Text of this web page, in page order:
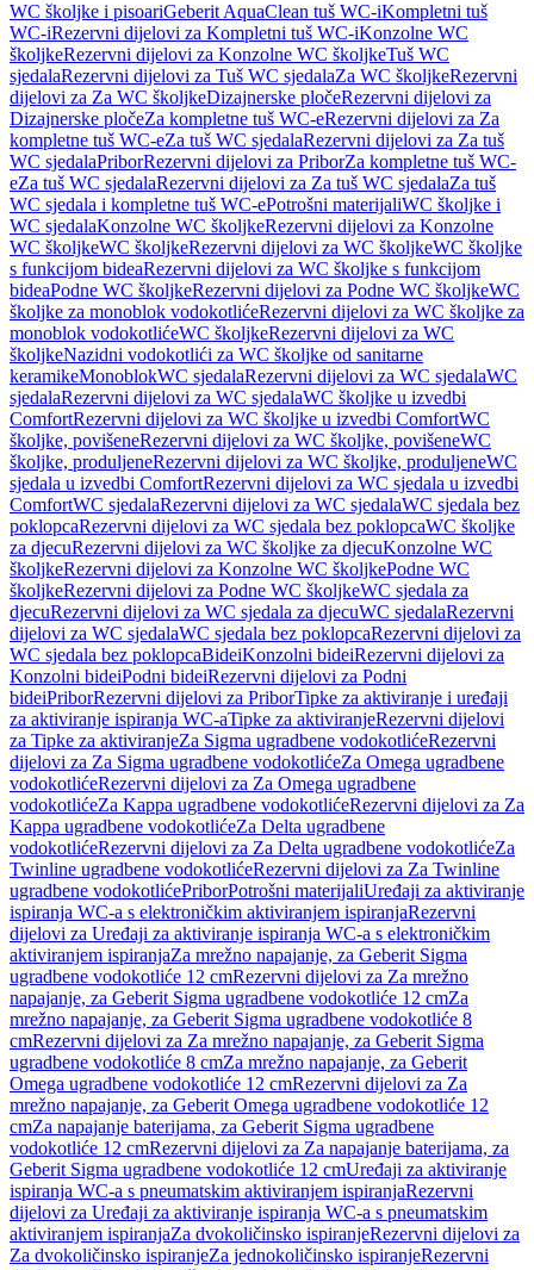
WC školjke i pisoariGeberit AquaClean tuš WC-iKompletni tuš
WC-iRezervni dijelovi za Kompletni tuš WC-iKonzolne WC
školjkeRezervni dijelovi za Konzolne WC školjkeTuš WC
sjedalaRezervni dijelovi za Tuš WC sjedalaZa WC školjkeRezervni
dijelovi za Za WC školjkeDizajnerske pločeRezervni dijelovi za
Dizajnerske pločeZa kompletne tuš WC-eRezervni dijelovi za Za
kompletne tuš WC-eZa tuš WC sjedalaRezervni dijelovi za Za tuš
WC sjedalaPriborRezervni dijelovi za PriborZa kompletne tuš WC-
eZa tuš WC sjedalaRezervni dijelovi za Za tuš WC sjedalaZa tuš
WC sjedala i kompletne tuš WC-ePotrošni materijaliWC školjke i
WC sjedalaKonzolne WC školjkeRezervni dijelovi za Konzolne
WC školjkeWC školjkeRezervni dijelovi za WC školjkeWC školjke
s funkcijom bideaRezervni dijelovi za WC školjke s funkcijom
bideaPodne WC školjkeRezervni dijelovi za Podne WC školjkeWC
školjke za monoblok vodokotlićeRezervni dijelovi za WC školjke za
monoblok vodokotlićeWC školjkeRezervni dijelovi za WC
školjkeNazidni vodokotlići za WC školjke od sanitarne
keramikeMonoblokWC sjedalaRezervni dijelovi za WC sjedalaWC
sjedalaRezervni dijelovi za WC sjedalaWC školjke u izvedbi
ComfortRezervni dijelovi za WC školjke u izvedbi ComfortWC
školjke, povišeneRezervni dijelovi za WC školjke, povišeneWC
školjke, produljeneRezervni dijelovi za WC školjke, produljeneWC
sjedala u izvedbi ComfortRezervni dijelovi za WC sjedala u izvedbi
ComfortWC sjedalaRezervni dijelovi za WC sjedalaWC sjedala bez
poklopcaRezervni dijelovi za WC sjedala bez poklopcaWC školjke
za djecuRezervni dijelovi za WC školjke za djecuKonzolne WC
školjkeRezervni dijelovi za Konzolne WC školjkePodne WC
školjkeRezervni dijelovi za Podne WC školjkeWC sjedala za
djecuRezervni dijelovi za WC sjedala za djecuWC sjedalaRezervni
dijelovi za WC sjedalaWC sjedala bez poklopcaRezervni dijelovi za
WC sjedala bez poklopcaBideiKonzolni bideiRezervni dijelovi za
Konzolni bideiPodni bideiRezervni dijelovi za Podni
bideiPriborRezervni dijelovi za PriborTipke za aktiviranje i uređaji
za aktiviranje ispiranja WC-aTipke za aktiviranjeRezervni dijelovi
za Tipke za aktiviranjeZa Sigma ugradbene vodokotlićeRezervni
dijelovi za Za Sigma ugradbene vodokotlićeZa Omega ugradbene
vodokotlićeRezervni dijelovi za Za Omega ugradbene
vodokotlićeZa Kappa ugradbene vodokotlićeRezervni dijelovi za Za
Kappa ugradbene vodokotlićeZa Delta ugradbene
vodokotlićeRezervni dijelovi za Za Delta ugradbene vodokotlićeZa
Twinline ugradbene vodokotlićeRezervni dijelovi za Za Twinline
ugradbene vodokotlićePriborPotrošni materijaliUređaji za aktiviranje
ispiranja WC-a s elektroničkim aktiviranjem ispiranjaRezervni
dijelovi za Uređaji za aktiviranje ispiranja WC-a s elektroničkim
aktiviranjem ispiranjaZa mrežno napajanje, za Geberit Sigma
ugradbene vodokotliće 12 cmRezervni dijelovi za Za mrežno
napajanje, za Geberit Sigma ugradbene vodokotliće 12 cmZa
mrežno napajanje, za Geberit Sigma ugradbene vodokotliće 8
cmRezervni dijelovi za Za mrežno napajanje, za Geberit Sigma
ugradbene vodokotliće 8 cmZa mrežno napajanje, za Geberit
Omega ugradbene vodokotliće 12 cmRezervni dijelovi za Za
mrežno napajanje, za Geberit Omega ugradbene vodokotliće 12
cmZa napajanje baterijama, za Geberit Sigma ugradbene
vodokotliće 12 cmRezervni dijelovi za Za napajanje baterijama, za
Geberit Sigma ugradbene vodokotliće 12 cmUređaji za aktiviranje
ispiranja WC-a s pneumatskim aktiviranjem ispiranjaRezervni
dijelovi za Uređaji za aktiviranje ispiranja WC-a s pneumatskim
aktiviranjem ispiranjaZa dvokoličinsko ispiranjeRezervni dijelovi za
Za dvokoličinsko ispiranjeZa jednokoličinsko ispiranjeRezervni